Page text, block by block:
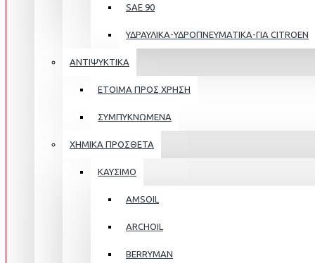
SAE 90
ΥΔΡΑΥΛΙΚΑ-ΥΔΡΟΠΝΕΥΜΑΤΙΚΑ-ΓΙΑ CITROEN
ΑΝΤΙΨΥΚΤΙΚΑ
ΕΤΟΙΜΑ ΠΡΟΣ ΧΡΗΣΗ
ΣΥΜΠΥΚΝΩΜΕΝΑ
ΧΗΜΙΚΑ ΠΡΟΣΘΕΤΑ
ΚΑΥΣΙΜΟ
AMSOIL
ARCHOIL
BERRYMAN